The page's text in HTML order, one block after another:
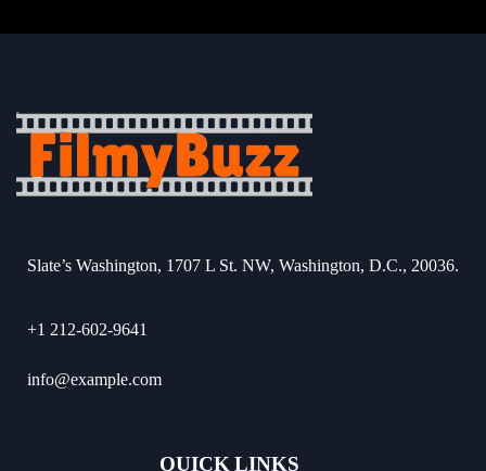
Slate’s Washington, 1707 L St. NW, Washington, D.C., 20036.
+1 212-602-9641
info@example.com
QUICK LINKS